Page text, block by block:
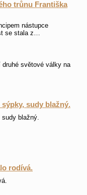
trůnu Františka
nástupce
se stala z…
světové války na
sudy blažný.
blažný.
rodívá.